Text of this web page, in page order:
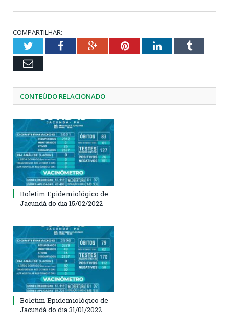
COMPARTILHAR:
TwitterFacebookGoogle+PinterestLinkedInTumblr
Email
CONTEÚDO RELACIONADO
Boletim Epidemiológico de
Jacundá do dia 15/02/2022
Boletim Epidemiológico de
Jacundá do dia 31/01/2022